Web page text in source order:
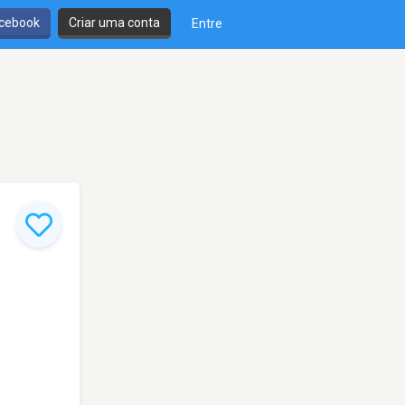
Criar uma conta Entre